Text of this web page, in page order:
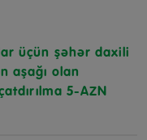
üçün şəhər daxili
aşağı olan
5-AZN